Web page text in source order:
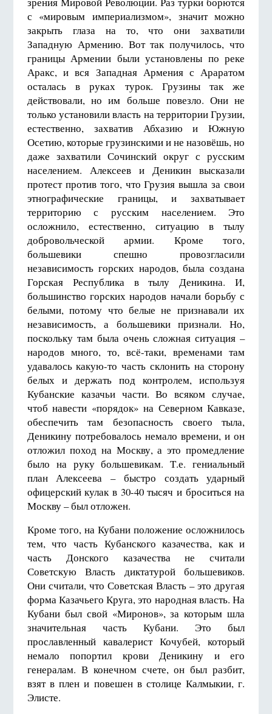
с «мировым империализмом», значит можно
закрыть глаза на то, что они захватили
Западную Армению. Вот так получилось, что
границы Армении были установлены по реке
Аракс, и вся Западная Армения с Араратом
осталась в руках турок. Грузины так же
действовали, но им больше повезло. Они не
только установили власть на территории Грузии,
естественно, захватив Абхазию и Южную
Осетию, которые грузинскими и не назовёшь, но
даже захватили Сочинский округ с русским
населением. Алексеев и Деникин высказали
протест против того, что Грузия вышла за свои
этнографические границы, и захватывает
территорию с русским населением. Это
осложнило, естественно, ситуацию в тылу
добровольческой армии. Кроме того,
большевики спешно провозгласили
независимость горских народов, была создана
Горская Республика в тылу Деникина. И,
большинство горских народов начали борьбу с
белыми, потому что белые не признавали их
независимость, а большевики признали. Но,
поскольку там была очень сложная ситуация –
народов много, то, всё-таки, временами там
удавалось какую-то часть склонить на сторону
белых и держать под контролем, используя
Кубанские казачьи части. Во всяком случае,
чтоб навести «порядок» на Северном Кавказе,
обеспечить там безопасность своего тыла,
Деникину потребовалось немало времени, и он
отложил поход на Москву, а это промедление
было на руку большевикам. Т.е. гениальный
план Алексеева – быстро создать ударный
офицерский кулак в 30-40 тысяч и броситься на
Москву – был отложен.
Кроме того, на Кубани положение осложнилось
тем, что часть Кубанского казачества, как и
часть Донского казачества не считали
Советскую Власть диктатурой большевиков.
Они считали, что Советская Власть – это другая
форма Казачьего Круга, это народная власть. На
Кубани был свой «Миронов», за которым шла
значительная часть Кубани. Это был
прославленный кавалерист Кочубей, который
немало попортил крови Деникину и его
генералам. В конечном счете, он был разбит,
взят в плен и повешен в столице Калмыкии, г.
Элисте.